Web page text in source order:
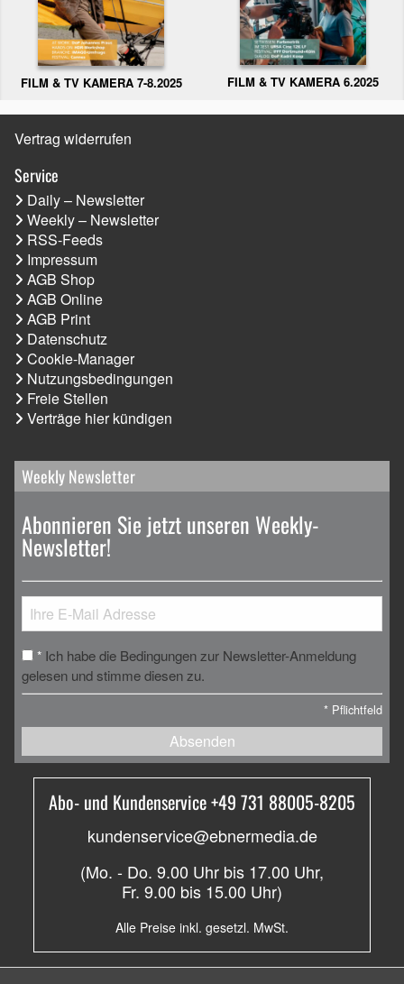
FILM & TV KAMERA 7-8.2025 FILM & TV KAMERA 6.2025
Vertrag widerrufen
Service
Daily – Newsletter
Weekly – Newsletter
RSS-Feeds
Impressum
AGB Shop
AGB Online
AGB Print
Datenschutz
Cookie-Manager
Nutzungsbedingungen
Freie Stellen
Verträge hier kündigen
Weekly Newsletter
Abonnieren Sie jetzt unseren Weekly-
Newsletter!
* Ich habe die Bedingungen zur Newsletter-Anmeldung
gelesen und stimme diesen zu.
* Pflichtfeld
Absenden
Abo- und Kundenservice +49 731 88005-8205
kundenservice@ebnermedia.de
(Mo. - Do. 9.00 Uhr bis 17.00 Uhr,
Fr. 9.00 bis 15.00 Uhr)
Alle Preise inkl. gesetzl. MwSt.